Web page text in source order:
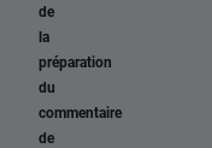
de
la
préparation
du
commentaire
de